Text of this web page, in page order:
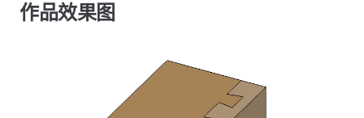
作品效果图